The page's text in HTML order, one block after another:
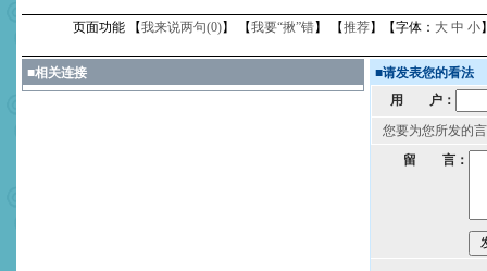
页面功能 【我来说两句(0)】 【我要“揪”错】 【推荐】【字体： 大 中 小
■相关连接 ■请发表您的看法
用 户：
您要为您所发的
留 言：